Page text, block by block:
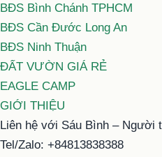
BĐS Bình Chánh TPHCM
BĐS Cần Đước Long An
BĐS Ninh Thuận
ĐẤT VƯỜN GIÁ RẺ
EAGLE CAMP
GIỚI THIỆU
Liên hệ với Sáu Bình – Người
Tel/Zalo: +84813838388